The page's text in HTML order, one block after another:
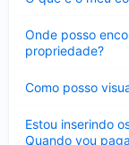
Onde posso
propriedade?
Como posso
Estou inserindo
Quando vou